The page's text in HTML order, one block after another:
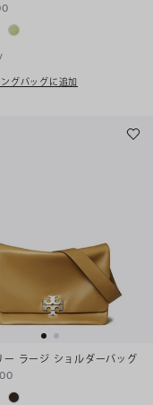
グバッグに追加
ー ラージ ショルダーバッグ